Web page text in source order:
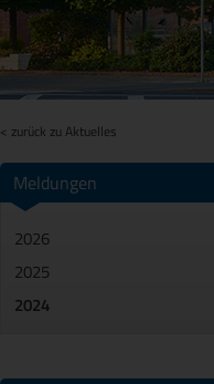
< zurück zu Aktuelles
Meldungen
2026
2025
2024